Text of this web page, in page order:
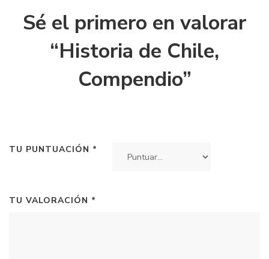
Sé el primero en valorar
“Historia de Chile,
Compendio”
TU PUNTUACIÓN *
TU VALORACIÓN *